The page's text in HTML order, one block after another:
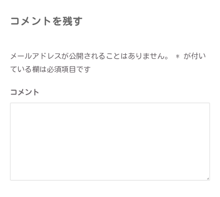
コメントを残す
メールアドレスが公開されることはありません。 * が付い
ている欄は必須項目です
コメント